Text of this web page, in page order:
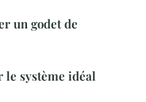
un godet de
système idéal